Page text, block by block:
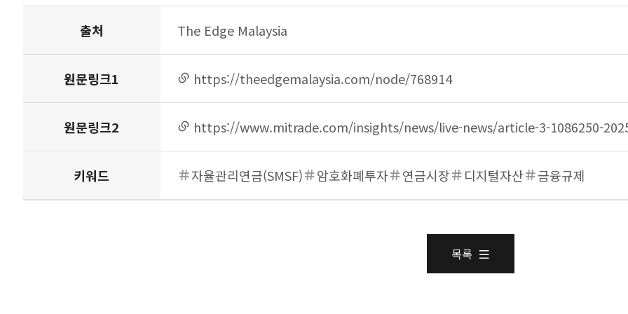
출처
The Edge Malaysia
원문링크1
링크
연결
https://theedgemalaysia.com/node/768914
원문링크2
링크
연결
https://www.mitrade.com/insights/news/live-news/article-3-1086250-
키워드 자율관리연금(SMSF) 암호화폐투자 연금시장 디지털자산 금융규제
목록